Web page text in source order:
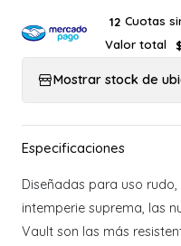
12 Cuotas
Valor total
Mostrar stock de
Diseñadas para uso
intemperie suprema, las
Vault son las más